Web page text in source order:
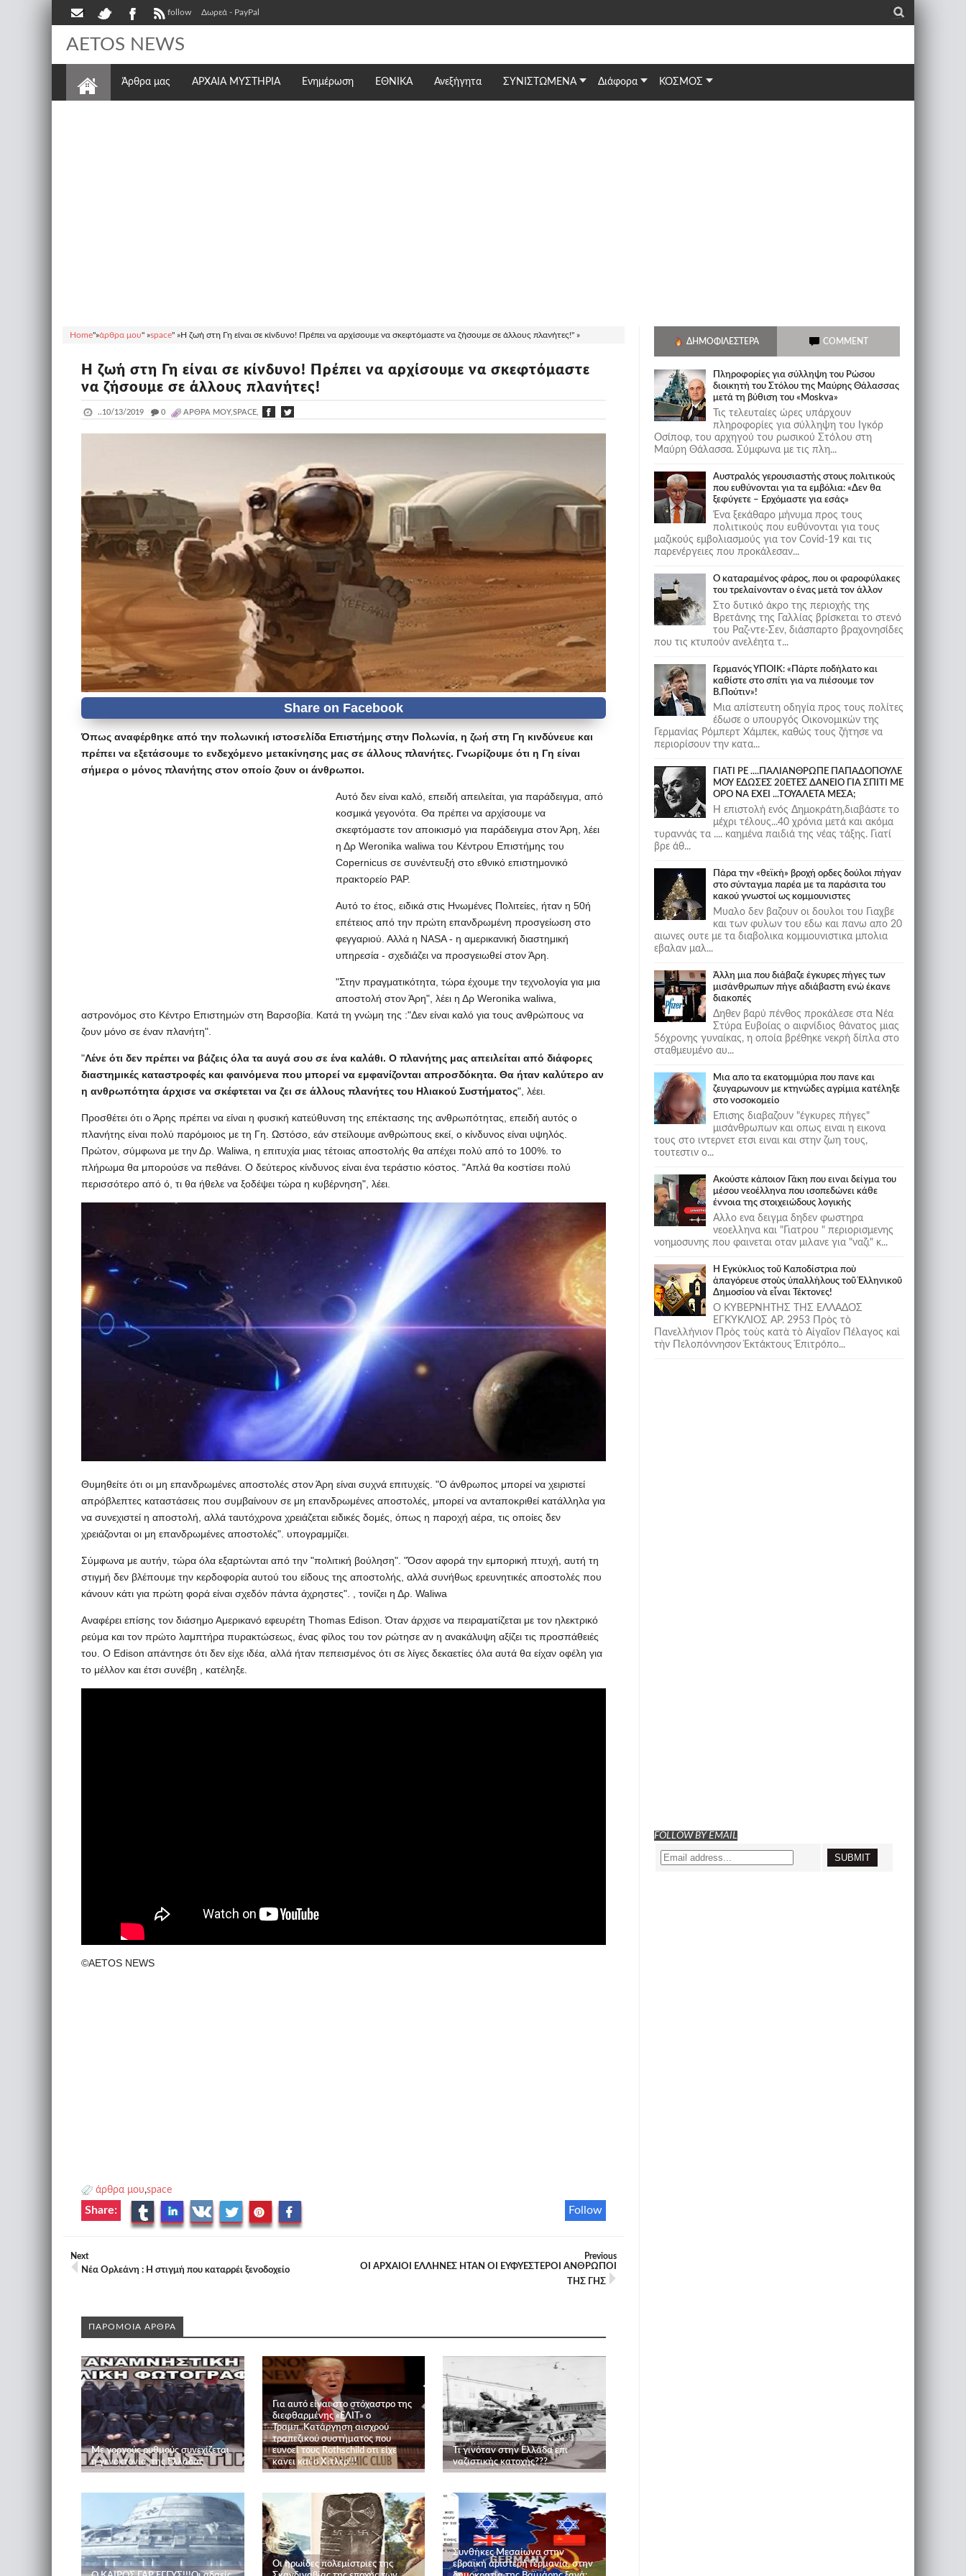
follow Δωρεά - PayPal _
AETOS NEWS
Άρθρα μας ΑΡΧΑΙΑ ΜΥΣΤΗΡΙΑ Ενημέρωση ΕΘΝΙΚΆ Ανεξήγητα ΣΥΝΙΣΤΩΜΕΝΑ Διάφορα ΚΟΣΜΟΣ
Home"»άρθρα μου" »space" »Η ζωή στη Γη είναι σε κίνδυνο! Πρέπει να αρχίσουμε να σκεφτόμαστε να ζήσουμε σε άλλους πλανήτες!" »
Η ζωή στη Γη είναι σε κίνδυνο! Πρέπει να αρχίσουμε να σκεφτόμαστε
να ζήσουμε σε άλλους πλανήτες!
..10/13/2019 _ 0 ΆΡΘΡΑ ΜΟΥ,SPACE,
Όπως αναφέρθηκε από την πολωνική ιστοσελίδα Επιστήμης στην Πολωνία, η ζωή στη Γη κινδύνευε και
πρέπει να εξετάσουμε το ενδεχόμενο μετακίνησης μας σε άλλους πλανήτες. Γνωρίζουμε ότι η Γη είναι
σήμερα ο μόνος πλανήτης στον οποίο ζουν οι άνθρωποι.
Αυτό δεν είναι καλό, επειδή απειλείται, για παράδειγμα, από
κοσμικά γεγονότα. Θα πρέπει να αρχίσουμε να
σκεφτόμαστε τον αποικισμό για παράδειγμα στον Άρη, λέει
η Δρ Weronika waliwa του Κέντρου Επιστήμης του
Copernicus σε συνέντευξή στο εθνικό επιστημονικό
πρακτορείο PAP.
Αυτό το έτος, ειδικά στις Ηνωμένες Πολιτείες, ήταν η 50ή
επέτειος από την πρώτη επανδρωμένη προσγείωση στο
φεγγαριού. Αλλά η NASA - η αμερικανική διαστημική
υπηρεσία - σχεδιάζει να προσγειωθεί στον Άρη.
"Στην πραγματικότητα, τώρα έχουμε την τεχνολογία για μια
αποστολή στον Άρη", λέει η Δρ Weronika waliwa,
αστρονόμος στο Κέντρο Επιστημών στη Βαρσοβία. Κατά τη γνώμη της :"Δεν είναι καλό για τους ανθρώπους να
ζουν μόνο σε έναν πλανήτη".
"Λένε ότι δεν πρέπει να βάζεις όλα τα αυγά σου σε ένα καλάθι. Ο πλανήτης μας απειλείται από διάφορες
διαστημικές καταστροφές και φαινόμενα που μπορεί να εμφανίζονται απροσδόκητα. Θα ήταν καλύτερο αν
η ανθρωπότητα άρχισε να σκέφτεται να ζει σε άλλους πλανήτες του Ηλιακού Συστήματος", λέει.
Προσθέτει ότι ο Άρης πρέπει να είναι η φυσική κατεύθυνση της επέκτασης της ανθρωπότητας, επειδή αυτός ο
πλανήτης είναι πολύ παρόμοιος με τη Γη. Ωστόσο, εάν στείλουμε ανθρώπους εκεί, ο κίνδυνος είναι υψηλός.
Πρώτον, σύμφωνα με την Δρ. Waliwa, η επιτυχία μιας τέτοιας αποστολής θα απέχει πολύ από το 100%. το
πλήρωμα θα μπορούσε να πεθάνει. Ο δεύτερος κίνδυνος είναι ένα τεράστιο κόστος. "Απλά θα κοστίσει πολύ
περισσότερο από ό, τι θα ήθελε να ξοδέψει τώρα η κυβέρνηση", λέει.
Θυμηθείτε ότι οι μη επανδρωμένες αποστολές στον Άρη είναι συχνά επιτυχείς. "Ο άνθρωπος μπορεί να χειριστεί
απρόβλεπτες καταστάσεις που συμβαίνουν σε μη επανδρωμένες αποστολές, μπορεί να ανταποκριθεί κατάλληλα για
να συνεχιστεί η αποστολή, αλλά ταυτόχρονα χρειάζεται ειδικές δομές, όπως η παροχή αέρα, τις οποίες δεν
χρειάζονται οι μη επανδρωμένες αποστολές". υπογραμμίζει.
Σύμφωνα με αυτήν, τώρα όλα εξαρτώνται από την "πολιτική βούληση". "Όσον αφορά την εμπορική πτυχή, αυτή τη
στιγμή δεν βλέπουμε την κερδοφορία αυτού του είδους της αποστολής, αλλά συνήθως ερευνητικές αποστολές που
κάνουν κάτι για πρώτη φορά είναι σχεδόν πάντα άχρηστες". , τονίζει η Δρ. Waliwa
Αναφέρει επίσης τον διάσημο Αμερικανό εφευρέτη Thomas Edison. Όταν άρχισε να πειραματίζεται με τον ηλεκτρικό
ρεύμα και τον πρώτο λαμπτήρα πυρακτώσεως, ένας φίλος του τον ρώτησε αν η ανακάλυψη αξίζει τις προσπάθειές
του. Ο Edison απάντησε ότι δεν είχε ιδέα, αλλά ήταν πεπεισμένος ότι σε λίγες δεκαετίες όλα αυτά θα είχαν οφέλη για
το μέλλον και έτσι συνέβη , κατέληξε.
©AETOS NEWS
άρθρα μου,space
Follow
Share:
Next
Νέα Ορλεάνη : Η στιγμή που καταρρέι ξενοδοχείο
Previous
ΟΙ ΑΡΧΑΙΟΙ ΕΛΛΗΝΕΣ ΗΤΑΝ ΟΙ ΕΥΦΥΕΣΤΕΡΟΙ ΑΝΘΡΩΠΟΙ
ΤΗΣ ΓΗΣ
ΠΑΡΟΜΟΙΑ ΑΡΘΡΑ
Με γοργούς ρυθμούς συνεχίζεται
η γενοκτονία ,της Ελλάδας
Για αυτό είναι στο στόχαστρο της
διεφθαρμένης «ΕΛΙΤ» ο
Τραμπ..Κατάργηση αισχρού
τραπεζικού συστήματος που
ευνοεί τους Rothschild οτι είχε
κανει και ο Χίτλερ!!!
Τι γινόταν στην Ελλάδα επι
ναζιστικής κατοχής???
Οι ηρωίδες πολεμίστριες της
Συνθήκες Μεσαίωνα στην
εβραϊκή αριστερή Γερμανία, στην
ΔΗΜΟΦΙΛΈΣΤΕΡΑ COMMENT
Πληροφορίες για σύλληψη του Ρώσου
διοικητή του Στόλου της Mαύρης Θάλασσας
μετά τη βύθιση του «Moskva»
Τις τελευταίες ώρες υπάρχουν
πληροφορίες για σύλληψη του Ιγκόρ
Οσίποφ, του αρχηγού του ρωσικού Στόλου στη
Μαύρη Θάλασσα. Σύμφωνα με τις πλη...
Αυστραλός γερουσιαστής στους πολιτικούς
που ευθύνονται για τα εμβόλια: «Δεν θα
ξεφύγετε – Ερχόμαστε για εσάς»
Ένα ξεκάθαρο μήνυμα προς τους
πολιτικούς που ευθύνονται για τους
μαζικούς εμβολιασμούς για τον Covid-19 και τις
παρενέργειες που προκάλεσαν...
Ο καταραμένος φάρος, που οι φαροφύλακες
του τρελαίνονταν ο ένας μετά τον άλλον
Στο δυτικό άκρο της περιοχής της
Βρετάνης της Γαλλίας βρίσκεται το στενό
του Ραζ-ντε-Σεν, διάσπαρτο βραχονησίδες
που τις κτυπούν ανελέητα τ...
Γερμανός ΥΠΟΙΚ: «Πάρτε ποδήλατο και
καθίστε στο σπίτι για να πιέσουμε τον
Β.Πούτιν»!
Μια απίστευτη οδηγία προς τους πολίτες
έδωσε ο υπουργός Οικονομικών της
Γερμανίας Ρόμπερτ Χάμπεκ, καθώς τους ζήτησε να
περιορίσουν την κατα...
ΓΙΑΤΙ ΡΕ ....ΠΑΛΙΑΝΘΡΩΠΕ ΠΑΠΑΔΟΠΟΥΛΕ
ΜΟΥ ΕΔΩΣΕΣ 20ΕΤΕΣ ΔΑΝΕΙΟ ΓΙΑ ΣΠΙΤΙ ΜΕ
ΟΡΟ ΝΑ ΕΧΕΙ ...ΤΟΥΑΛΕΤΑ ΜΕΣΑ;
Η επιστολή ενός Δημοκράτη,διαβάστε το
μέχρι τέλους...40 χρόνια μετά και ακόμα
τυραννάς τα .... καημένα παιδιά της νέας τάξης. Γιατί
βρε άθ...
Πάρα την «θεϊκή» βροχή ορδες δούλοι πήγαν
στο σύνταγμα παρέα με τα παράσιτα του
κακού γνωστοί ως κομμουνιστες
Μυαλο δεν βαζουν οι δουλοι του Γιαχβε
και των φυλων του εδω και πανω απο 20
αιωνες ουτε με τα διαβολικα κομμουνιστικα μπολια
εβαλαν μαλ...
Άλλη μια που διάβαζε έγκυρες πήγες των
μισάνθρωπων πήγε αδιάβαστη ενώ έκανε
διακοπές
Δηθεν βαρύ πένθος προκάλεσε στα Νέα
Στύρα Ευβοίας ο αιφνίδιος θάνατος μιας
56χρονης γυναίκας, η οποία βρέθηκε νεκρή δίπλα στο
σταθμευμένο αυ...
Μια απο τα εκατομμύρια που πανε και
ζευγαρωνουν με κτηνώδες αγρίμια κατέληξε
στο νοσοκομείο
Επισης διαβαζουν "έγκυρες πήγες"
μισάνθρωπων και οπως ειναι η εικονα
τους στο ιντερνετ ετσι ειναι και στην ζωη τους,
τουτεστιν ο...
Ακούστε κάποιον Γάκη που ειναι δείγμα του
μέσου νεοέλληνα που ισοπεδώνει κάθε
έννοια της στοιχειώδους λογικής
Αλλο ενα δειγμα δηδεν φωστηρα
νεοελληνα και "Γιατρου " περιορισμενης
νοημοσυνης που φαινεται οταν μιλανε για "ναζι" κ...
Ἡ Ἐγκύκλιος τοῦ Καποδίστρια ποὺ
ἀπαγόρευε στοὺς ὑπαλλήλους τοῦ Ἑλληνικοῦ
Δημοσίου νὰ εἶναι Τέκτονες!
Ο ΚΥΒΕΡΝΗΤΗΣ ΤΗΣ ΕΛΛΑΔΟΣ
ΕΓΚΥΚΛΙΟΣ ΑΡ. 2953 Πρὸς τὸ
Πανελλήνιον Πρὸς τοὺς κατὰ τὸ Αἰγαῖον Πέλαγος καὶ
τὴν Πελοπόννησον Ἐκτάκτους Ἐπιτρόπο...
FOLLOW BY EMAIL